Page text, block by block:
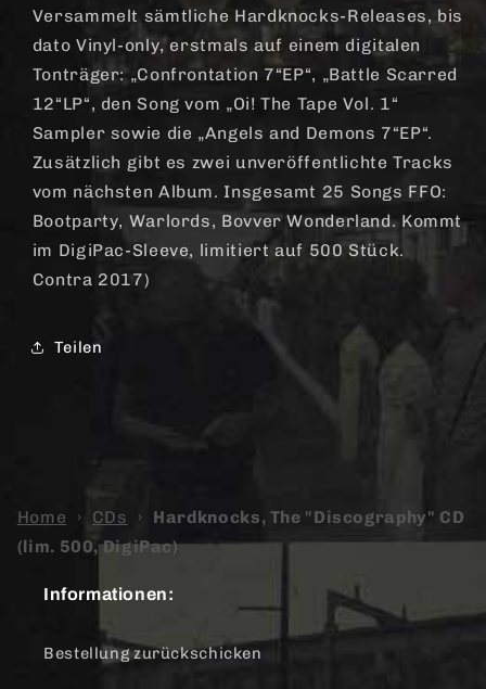
Versammelt sämtliche Hardknocks-Releases, bis
dato Vinyl-only, erstmals auf einem digitalen
Tonträger: „Confrontation 7“EP“, „Battle Scarred
12“LP“, den Song vom „Oi! The Tape Vol. 1“
Sampler sowie die „Angels and Demons 7“EP“.
Zusätzlich gibt es zwei unveröffentlichte Tracks
vom nächsten Album. Insgesamt 25 Songs FFO:
Bootparty, Warlords, Bovver Wonderland. Kommt
im DigiPac-Sleeve, limitiert auf 500 Stück.
Contra 2017)
Teilen
Home › CDs ›
Hardknocks, The "Discography" CD
(lim. 500, DigiPac)
Informationen:
Bestellung zurückschicken